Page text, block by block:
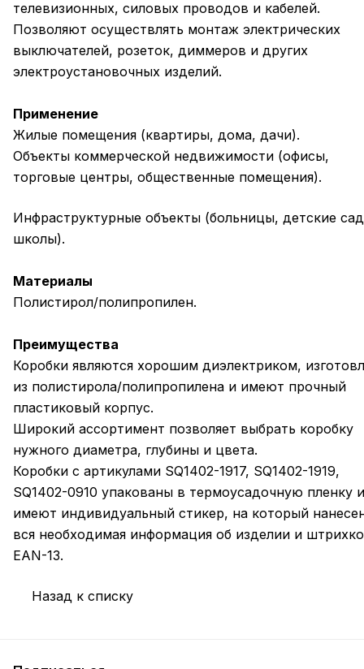
телевизионных, силовых проводов и кабелей.
Позволяют осуществлять монтаж электрических
выключателей, розеток, диммеров и других
электроустановочных изделий.
Применение
Жилые помещения (квартиры, дома, дачи).
Объекты коммерческой недвижимости (офисы,
торговые центры, общественные помещения).
Инфраструктурные объекты (больницы, детские
школы).
Материалы
Полистирол/полипропилен.
Преимущества
Коробки являются хорошим диэлектриком,
из полистирола/полипропилена и имеют прочный
пластиковый корпус.
Широкий ассортимент позволяет выбрать коробку
нужного диаметра, глубины и цвета.
Коробки с артикулами SQ1402-1917, SQ1402-1919,
SQ1402-0910 упакованы в термоусадочную пленку и
имеют индивидуальный стикер, на который
вся необходимая информация об изделии и
EAN-13.
Назад к списку